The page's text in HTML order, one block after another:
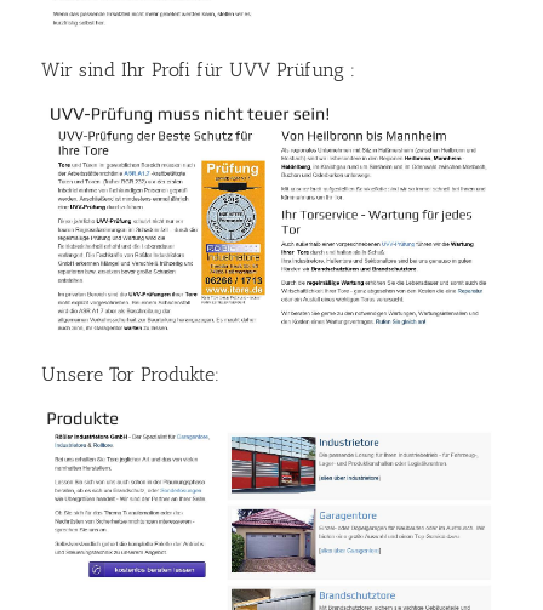
Wir sind Ihr Profi für UVV Prüfung :
Unsere Tor Produkte: